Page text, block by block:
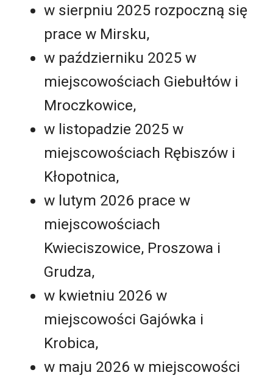
w sierpniu 2025 rozpoczną się
prace w Mirsku,
w październiku 2025 w
miejscowościach Giebułtów i
Mroczkowice,
w listopadzie 2025 w
miejscowościach Rębiszów i
Kłopotnica,
w lutym 2026 prace w
miejscowościach
Kwieciszowice, Proszowa i
Grudza,
w kwietniu 2026 w
miejscowości Gajówka i
Krobica,
w maju 2026 w miejscowości